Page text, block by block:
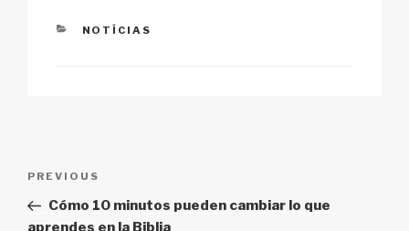
CATEGORIES
NOTÍCIAS
Previous
Post
PREVIOUS
Cómo 10 minutos pueden cambiar lo que
aprendes en la Biblia